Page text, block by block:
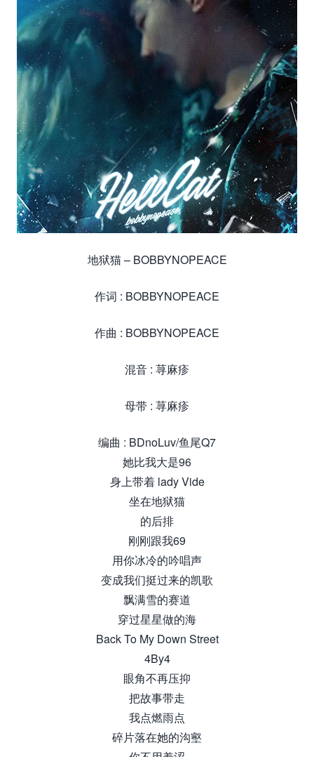
地狱猫 – BOBBYNOPEACE
作词 : BOBBYNOPEACE
作曲 : BOBBYNOPEACE
混音 : 荨麻疹
母带 : 荨麻疹
编曲 : BDnoLuv/鱼尾Q7
她比我大是96
身上带着 lady Vide
坐在地狱猫
的后排
刚刚跟我69
用你冰冷的吟唱声
变成我们挺过来的凯歌
飘满雪的赛道
穿过星星做的海
Back To My Down Street
4By4
眼角不再压抑
把故事带走
我点燃雨点
碎片落在她的沟壑